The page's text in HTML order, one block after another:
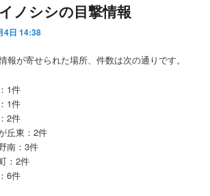
イノシシの目撃情報
4日 14:38
報が寄せられた場所、件数は次の通りです。
1件
件
件
東：2件
3件
2件
件